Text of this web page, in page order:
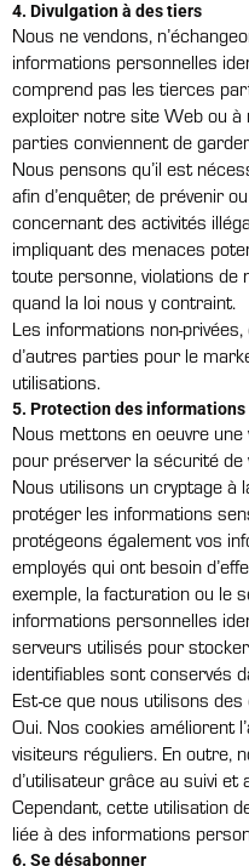
4. Divulgation à des tiers
Nous ne vendons,
informations personnelles
comprend pas les tierces
exploiter notre site Web ou
parties conviennent de
Nous pensons qu’il est
afin d’enquêter, de prévenir
concernant des activités
impliquant des menaces
toute personne, violations de
quand la loi nous y contraint.
Les informations non-
d’autres parties pour le
utilisations.
5. Protection des informations
Nous mettons en oeuvre
pour préserver la sécurité
Nous utilisons un cryptage à
protéger les informations
protégeons également vos
employés qui ont besoin
exemple, la facturation ou le
informations personnelles
serveurs utilisés pour
identifiables sont conservés
Est-ce que nous utilisons
Oui. Nos cookies améliorent
visiteurs réguliers. En outre,
d’utilisateur grâce au suivi
Cependant, cette utilisation
liée à des informations
6. Se désabonner